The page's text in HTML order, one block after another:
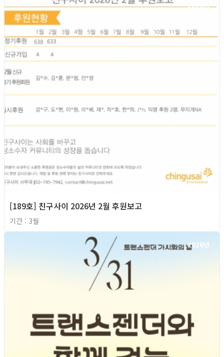
2026년
[189호] 친구사이 2026년 2월 후원보고
기간 : 3월
2026년